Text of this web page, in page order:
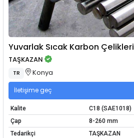
Yuvarlak Sıcak Karbon Çelikleri
TAŞKAZAN
TR Konya
İletişime geç
Kalite
C18 (SAE1018)
Çap
8-260 mm
Tedarikçi
TAŞKAZAN